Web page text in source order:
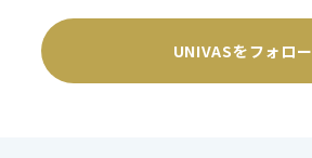
UNIVASをフォロー